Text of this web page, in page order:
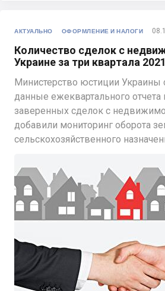
АКТУАЛЬНО ОФОРМЛЕНИЕ И НАЛОГИ
Количество сделок с
Украине за три квартала
Министерство юстиции Украины
данные ежеквартального отчета
заверенных сделок с
добавили мониторинг оборота
сельскохозяйственного